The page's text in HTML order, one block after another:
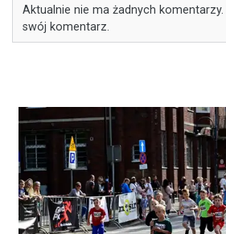
Aktualnie nie ma żadnych
swój komentarz.